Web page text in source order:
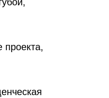
проекта,